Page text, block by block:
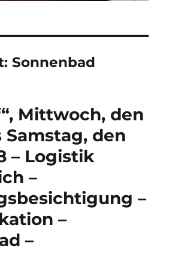
Sonnenbad
Mittwoch, den
Samstag, den
– Logistik
–
–
–
–